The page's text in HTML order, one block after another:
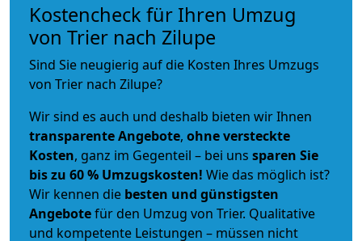
Kostencheck für Ihren Umzug
von Trier nach Zilupe
Sind Sie neugierig auf die Kosten Ihres Umzugs
von Trier nach Zilupe?
Wir sind es auch und deshalb bieten wir Ihnen
transparente Angebote, ohne versteckte
Kosten, ganz im Gegenteil – bei uns sparen Sie
bis zu 60 % Umzugskosten! Wie das möglich ist?
Wir kennen die besten und günstigsten
Angebotefür den Umzug von Trier. Qualitative
und kompetente Leistungen – müssen nicht